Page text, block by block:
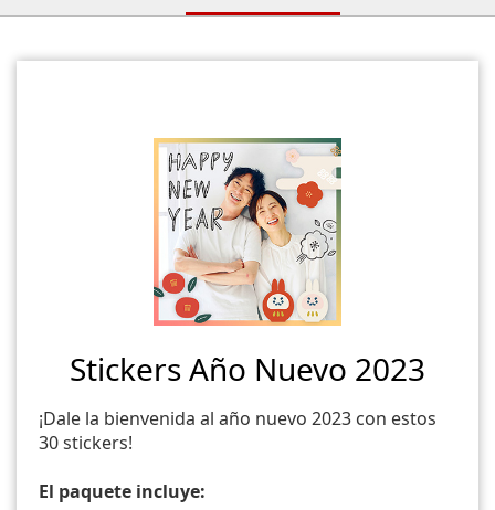
Stickers Año Nuevo 2023
¡Dale la bienvenida al año nuevo 2023 con estos
30 stickers!
El paquete incluye: